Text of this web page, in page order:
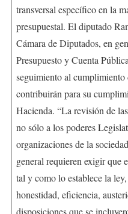
transversal específico en la
presupuestal. El diputado
Cámara de Diputados, en
Presupuesto y Cuenta
seguimiento al cumplimiento
contribuirán para su
Hacienda. “La revisión de
no sólo a los poderes
organizaciones de la
general requieren exigir que
tal y como lo establece la
honestidad, eficiencia,
disposiciones que se